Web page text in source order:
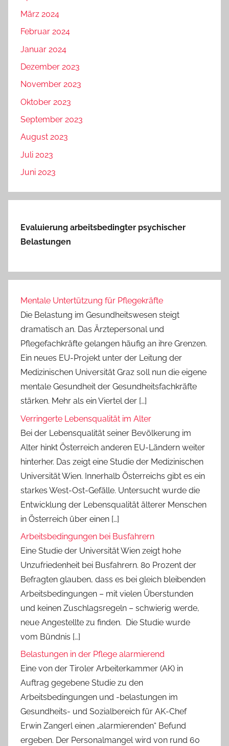
März 2024
Februar 2024
Januar 2024
Dezember 2023
November 2023
Oktober 2023
September 2023
August 2023
Juli 2023
Juni 2023
Evaluierung arbeitsbedingter psychischer
Belastungen
Mentale Untertützung für Pflegekräfte
Die Belastung im Gesundheitswesen steigt
dramatisch an. Das Ärztepersonal und
Pflegefachkräfte gelangen häufig an ihre Grenzen.
Ein neues EU-Projekt unter der Leitung der
Medizinischen Universität Graz soll nun die eigene
mentale Gesundheit der Gesundheitsfachkräfte
stärken. Mehr als ein Viertel der […]
Verringerte Lebensqualität im Alter
Bei der Lebensqualität seiner Bevölkerung im
Alter hinkt Österreich anderen EU-Ländern weiter
hinterher. Das zeigt eine Studie der Medizinischen
Universität Wien. Innerhalb Österreichs gibt es ein
starkes West-Ost-Gefälle. Untersucht wurde die
Entwicklung der Lebensqualität älterer Menschen
in Österreich über einen […]
Arbeitsbedingungen bei Busfahrern
Eine Studie der Universität Wien zeigt hohe
Unzufriedenheit bei Busfahrern. 80 Prozent der
Befragten glauben, dass es bei gleich bleibenden
Arbeitsbedingungen – mit vielen Überstunden
und keinen Zuschlagsregeln – schwierig werde,
neue Angestellte zu finden. Die Studie wurde
vom Bündnis […]
Belastungen in der Pflege alarmierend
Eine von der Tiroler Arbeiterkammer (AK) in
Auftrag gegebene Studie zu den
Arbeitsbedingungen und -belastungen im
Gesundheits- und Sozialbereich für AK-Chef
Erwin Zangerl einen „alarmierenden“ Befund
ergeben. Der Personalmangel wird von rund 60